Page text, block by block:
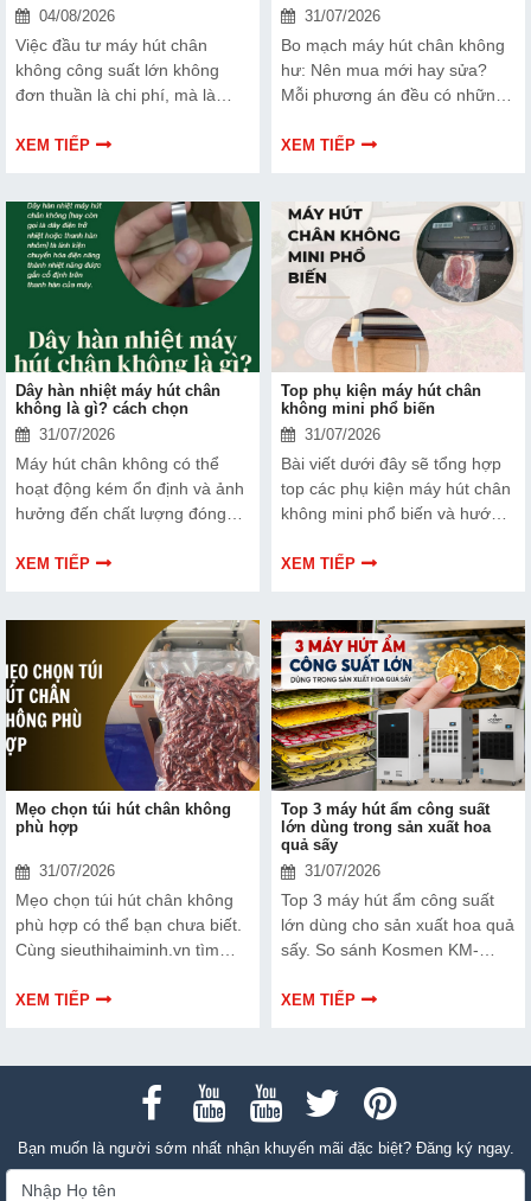
04/08/2026
Việc đầu tư máy hút chân
không công suất lớn không
đơn thuần là chi phí, mà là
sản phẩm và nâng cao vị thế
điểm của thiết bị này để có
thêm thông tin và giúp bạn đưa
ra lựa chọn phù hợp, hiệu quả
hơn nhé!
XEM TIẾP
31/07/2026
Bo mạch máy hút chân không
hư: Nên mua mới hay sửa?
Mỗi phương án đều có những
cùng tìm hiểu để đưa ra quyết
XEM TIẾP
Dây hàn nhiệt máy hút chân
không là gì? cách chọn
31/07/2026
Máy hút chân không có thể
hoạt động kém ổn định và ảnh
hưởng đến chất lượng đóng
Bài viết dưới đây sẽ giúp bạn
XEM TIẾP
Top phụ kiện máy hút chân
không mini phổ biến
31/07/2026
Bài viết dưới đây sẽ tổng hợp
top các phụ kiện máy hút chân
không mini phổ biến và hướng
chuẩn kỹ thuật ngay tại nhà.
XEM TIẾP
Mẹo chọn túi hút chân không
phù hợp
31/07/2026
Mẹo chọn túi hút chân không
phù hợp có thể bạn chưa biết.
Cùng sieuthihaiminh.vn tìm
thông tin bài viết dưới đây nhé!
XEM TIẾP
Top 3 máy hút ẩm công suất
lớn dùng trong sản xuất hoa
quả sấy
31/07/2026
Top 3 máy hút ẩm công suất
lớn dùng cho sản xuất hoa quả
sấy. So sánh Kosmen KM-
FujiE HM-1800D theo công
XEM TIẾP
Bạn muốn là người sớm nhất nhận khuyến mãi đặc biệt? Đăng ký ngay.